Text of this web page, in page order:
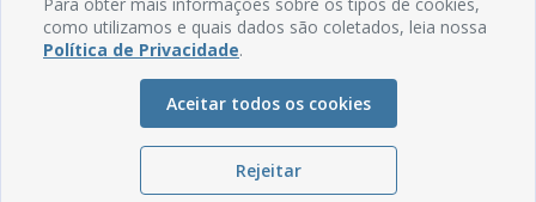
Perguntas frequentes
Manual de Navegação
Glossário
Ouvidoria
Serviços Internos
como utilizamos e quais dados são coletados, leia nossa
Política de Privacidade.
Aceitar todos os cookies
Rejeitar